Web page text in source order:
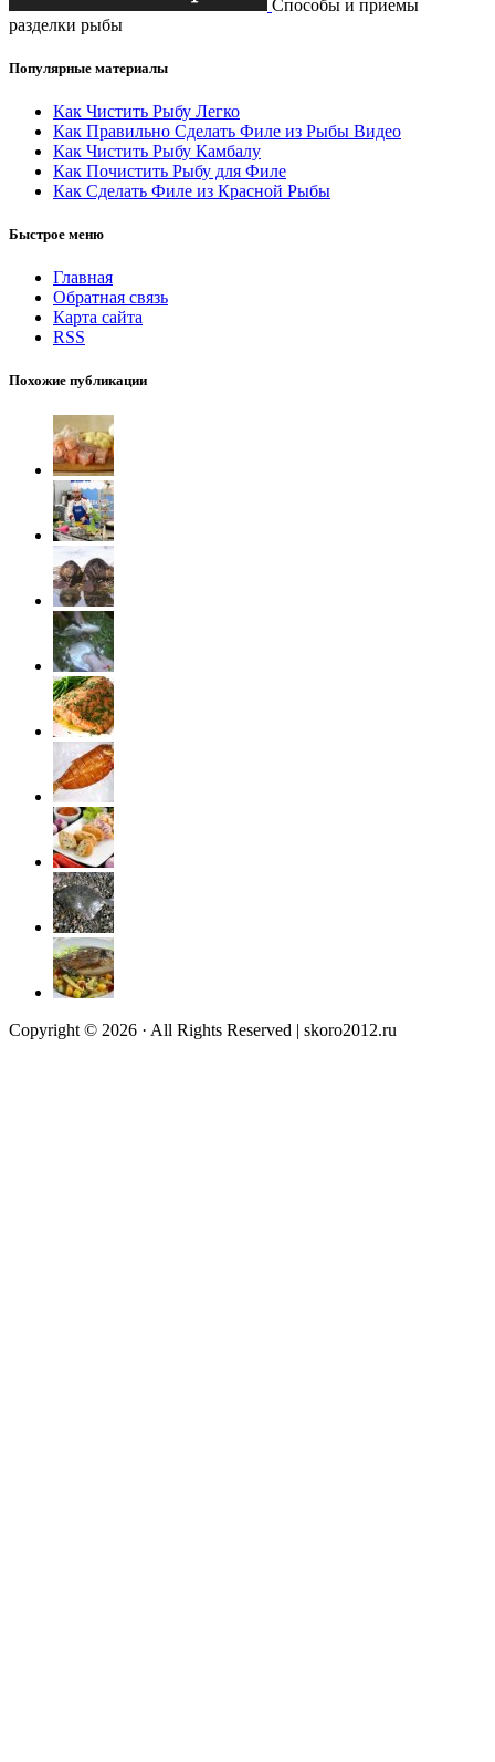
Способы и приемы
разделки рыбы
Популярные материалы
Как Чистить Рыбу Легко
Как Правильно Сделать Филе из Рыбы Видео
Как Чистить Рыбу Камбалу
Как Почистить Рыбу для Филе
Как Сделать Филе из Красной Рыбы
Быстрое меню
Главная
Обратная связь
Карта сайта
RSS
Похожие публикации
Copyright © 2026 · All Rights Reserved | skoro2012.ru